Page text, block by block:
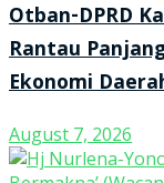
Otban-DPRD
Rantau
Ekonomi
August 7, 2026